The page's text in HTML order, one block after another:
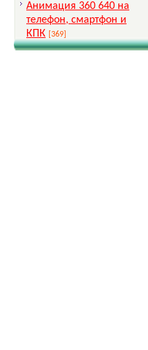
Анимация 360 640 на
телефон, смартфон и
КПК
[369]